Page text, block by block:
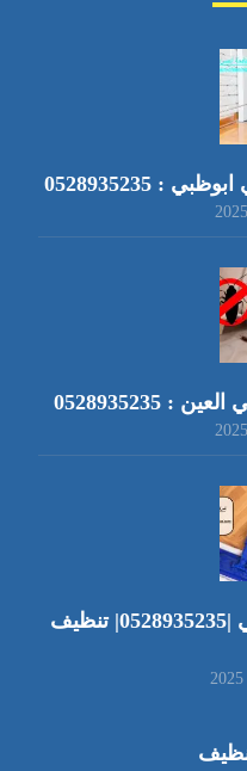
شركة تنظيف منازل في دبي |0528935235| تنظيف